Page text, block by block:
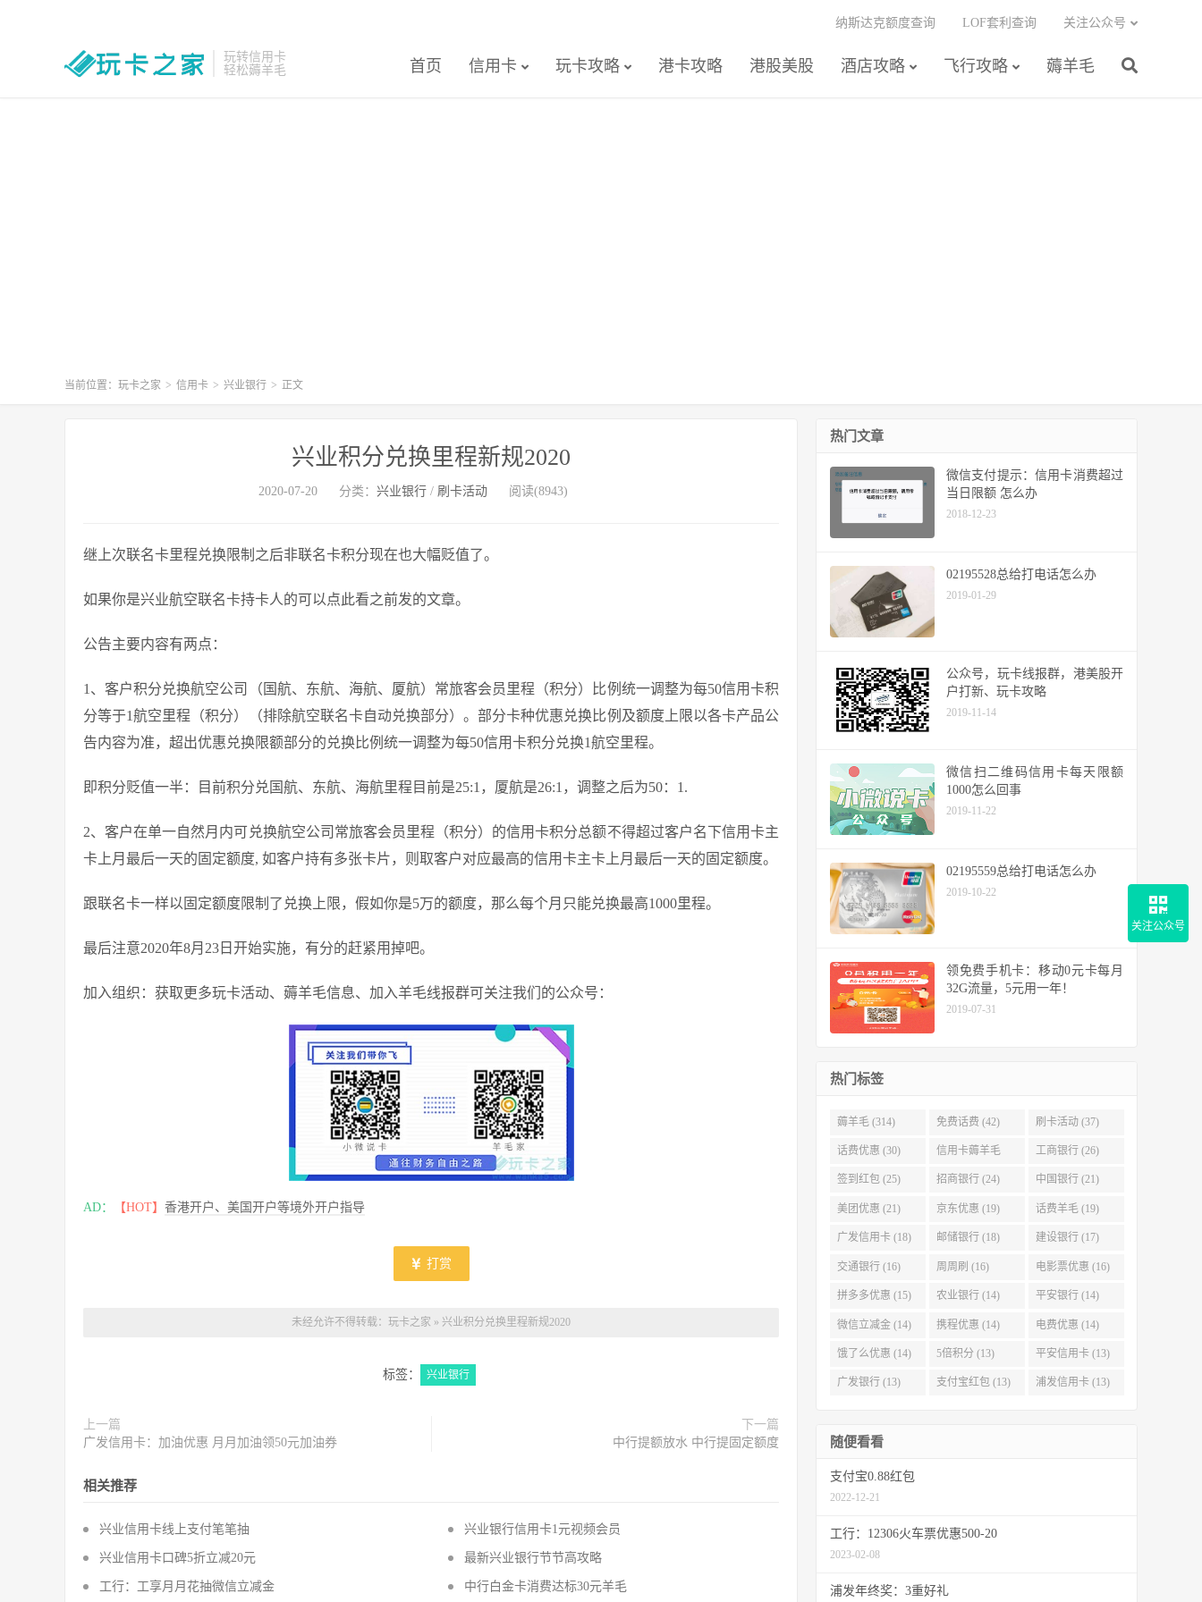
玩转信用卡
轻松薅羊毛
首页 信用卡 玩卡攻略 港卡攻略 港股美股 酒店攻略 飞行攻略 薅羊毛
纳斯达克额度查询 LOF套利查询 关注公众号
当前位置： 玩卡之家 > 信用卡 > 兴业银行 > 正文
兴业积分兑换里程新规2020
2020-07-20 分类： 兴业银行 / 刷卡活动 阅读(8943)
继上次联名卡里程兑换限制之后非联名卡积分现在也大幅贬值了。
如果你是兴业航空联名卡持卡人的可以点此看之前发的文章。
公告主要内容有两点：
1、客户积分兑换航空公司（国航、东航、海航、厦航）常旅客会员里程（积分）比例统一调整为每50信用卡积
分等于1航空里程（积分）（排除航空联名卡自动兑换部分）。部分卡种优惠兑换比例及额度上限以各卡产品公
告内容为准，超出优惠兑换限额部分的兑换比例统一调整为每50信用卡积分兑换1航空里程。
即积分贬值一半：目前积分兑国航、东航、海航里程目前是25:1，厦航是26:1，调整之后为50：1.
2、客户在单一自然月内可兑换航空公司常旅客会员里程（积分）的信用卡积分总额不得超过客户名下信用卡主
卡上月最后一天的固定额度, 如客户持有多张卡片，则取客户对应最高的信用卡主卡上月最后一天的固定额度。
跟联名卡一样以固定额度限制了兑换上限，假如你是5万的额度，那么每个月只能兑换最高1000里程。
最后注意2020年8月23日开始实施，有分的赶紧用掉吧。
加入组织：获取更多玩卡活动、薅羊毛信息、加入羊毛线报群可关注我们的公众号：
AD： 【HOT】 香港开户、美国开户等境外开户指导
打赏
未经允许不得转载： 玩卡之家 » 兴业积分兑换里程新规2020
标签： 兴业银行
上一篇
广发信用卡：加油优惠 月月加油领50元加油券
下一篇
中行提额放水 中行提固定额度
相关推荐
兴业信用卡线上支付笔笔抽 兴业银行信用卡1元视频会员
兴业信用卡口碑5折立减20元 最新兴业银行节节高攻略
工行：工享月月花抽微信立减金 中行白金卡消费达标30元羊毛
热门文章
微信支付提示：信用卡消费超过
当日限额 怎么办
2018-12-23
02195528总给打电话怎么办
2019-01-29
公众号，玩卡线报群，港美股开
户打新、玩卡攻略
2019-11-14
微信扫二维码信用卡每天限额
1000怎么回事
2019-11-22
02195559总给打电话怎么办
2019-10-22
领免费手机卡：移动0元卡每月
32G流量，5元用一年！
2019-07-31
热门标签
薅羊毛 (314) 免费话费 (42) 刷卡活动 (37)
话费优惠 (30) 信用卡薅羊毛
(29)
工商银行 (26)
签到红包 (25) 招商银行 (24) 中国银行 (21)
美团优惠 (21) 京东优惠 (19) 话费羊毛 (19)
广发信用卡 (18) 邮储银行 (18) 建设银行 (17)
交通银行 (16) 周周刷 (16) 电影票优惠 (16)
拼多多优惠 (15) 农业银行 (14) 平安银行 (14)
微信立减金 (14) 携程优惠 (14) 电费优惠 (14)
饿了么优惠 (14) 5倍积分 (13) 平安信用卡 (13)
广发银行 (13) 支付宝红包 (13) 浦发信用卡 (13)
随便看看
支付宝0.88红包
2022-12-21
工行：12306火车票优惠500-20
2023-02-08
浦发年终奖：3重好礼
关注公众号